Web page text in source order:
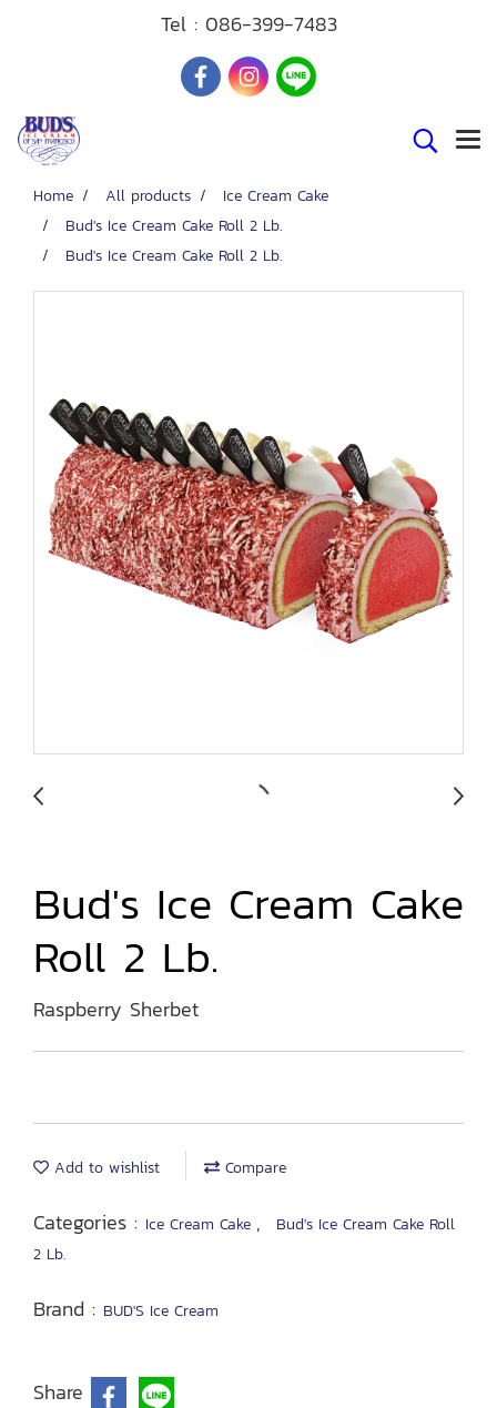
Tel : 086-399-7483
Home All products
Ice Cream Cake
Bud's Ice Cream Cake Roll 2 Lb.
Bud's Ice Cream Cake Roll 2 Lb.
Bud's Ice Cream Cake
Roll 2 Lb.
Raspberry Sherbet
Add to wishlist Compare
Categories : Ice Cream Cake ,
Bud's Ice Cream Cake Roll
2 Lb.
Brand : BUD'S Ice Cream
Share